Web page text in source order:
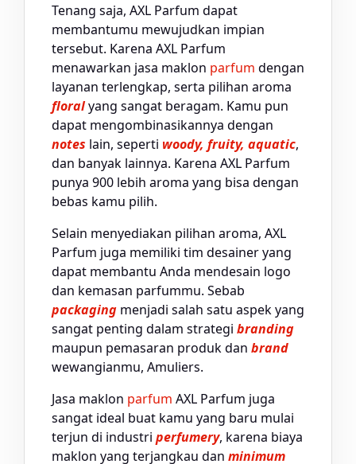
Tenang saja, AXL Parfum dapat
membantumu mewujudkan impian
tersebut. Karena AXL Parfum
menawarkan jasa maklon parfum dengan
layanan terlengkap, serta pilihan aroma
floralyang sangat beragam. Kamu pun
dapat mengombinasikannya dengan
notes lain, seperti woody, fruity, aquatic,
dan banyak lainnya. Karena AXL Parfum
punya 900 lebih aroma yang bisa dengan
bebas kamu pilih.
Selain menyediakan pilihan aroma, AXL
Parfum juga memiliki tim desainer yang
dapat membantu Anda mendesain logo
dan kemasan parfummu. Sebab
packaging menjadi salah satu aspek yang
sangat penting dalam strategi branding
maupun pemasaran produk dan brand
wewangianmu, Amuliers.
Jasa maklon parfum AXL Parfum juga
sangat ideal buat kamu yang baru mulai
terjun di industri perfumery, karena biaya
maklon yang terjangkau dan minimum